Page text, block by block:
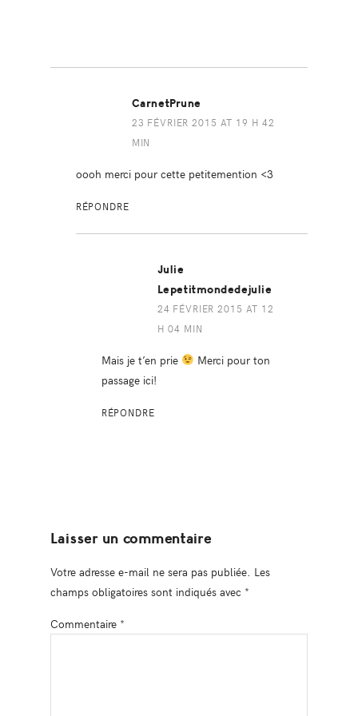
CarnetPrune
23 FÉVRIER 2015 AT 19 H 42
MIN
oooh merci pour cette petitemention <3
RÉPONDRE
Julie
Lepetitmondedejulie
24 FÉVRIER 2015 AT 12
H 04 MIN
Mais je t’en prie
Merci pour ton
passage ici!
RÉPONDRE
Laisser un commentaire
Votre adresse e-mail ne sera pas publiée. Les
champs obligatoires sont indiqués avec *
Commentaire *